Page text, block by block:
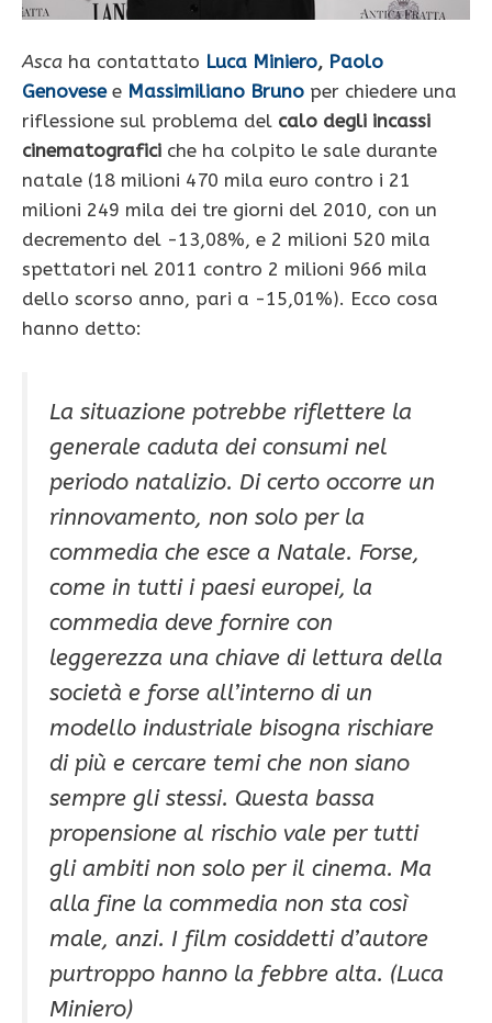
Asca ha contattato Luca Miniero, Paolo
Genovesee Massimiliano Bruno per chiedere una
riflessione sul problema del calo degli incassi
cinematografici che ha colpito le sale durante
natale (18 milioni 470 mila euro contro i 21
milioni 249 mila dei tre giorni del 2010, con un
decremento del -13,08%, e 2 milioni 520 mila
spettatori nel 2011 contro 2 milioni 966 mila
dello scorso anno, pari a -15,01%). Ecco cosa
hanno detto:
La situazione potrebbe riflettere la
generale caduta dei consumi nel
periodo natalizio. Di certo occorre un
rinnovamento, non solo per la
commedia che esce a Natale. Forse,
come in tutti i paesi europei, la
commedia deve fornire con
leggerezza una chiave di lettura della
società e forse all’interno di un
modello industriale bisogna rischiare
di più e cercare temi che non siano
sempre gli stessi. Questa bassa
propensione al rischio vale per tutti
gli ambiti non solo per il cinema. Ma
alla fine la commedia non sta così
male, anzi. I film cosiddetti d’autore
purtroppo hanno la febbre alta. (Luca
Miniero)